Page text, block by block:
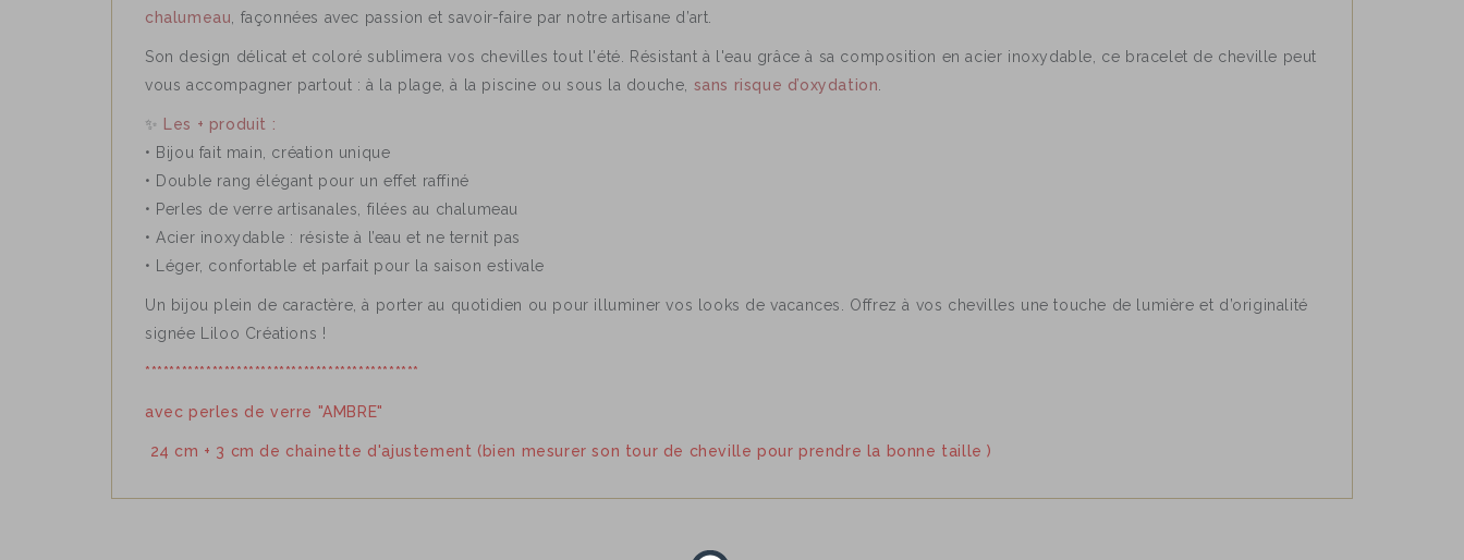
chalumeau , façonnées avec passion et savoir-faire par notre artisane d’art.
Son design délicat et coloré sublimera vos chevilles tout l'été. Résistant à l'eau grâce à sa composition en acier inoxydable, ce bracelet de cheville peut
vous accompagner partout : à la plage, à la piscine ou sous la douche, sans risque d’oxydation
✨
Les + produit :
• Bijou fait main, création unique
• Double rang élégant pour un effet raffiné
• Perles de verre artisanales, filées au chalumeau
• Acier inoxydable : résiste à l’eau et ne ternit pas
• Léger, confortable et parfait pour la saison estivale
Un bijou plein de caractère, à porter au quotidien ou pour illuminer vos looks de vacances. Offrez à vos chevilles une touche de lumière et d’originalité
signée Liloo Créations !
*********************************************
avec perles de verre "AMBRE"
24 cm + 3 cm de chainette d'ajustement (bien mesurer son tour de cheville pour prendre la bonne taille )